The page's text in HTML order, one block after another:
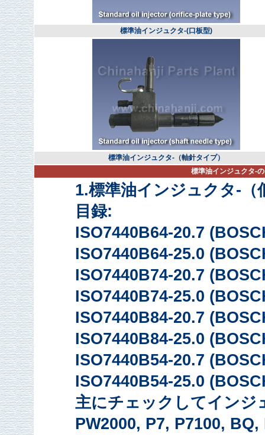
標準油インジュクタ-(口板型)
標準油インジュクタ-（軸針タイプ）
標準油インジュクタ-
1.標準油インジュクタ-（
目録:
ISO7440B64-20.7
ISO7440B64-25.0
ISO7440B74-20.7
ISO7440B74-25.0
ISO7440B84-20.7
ISO7440B84-25.0
ISO7440B54-20.7
ISO7440B54-25.0
主にチェックしてインジ
PW2000, P7, P7100,